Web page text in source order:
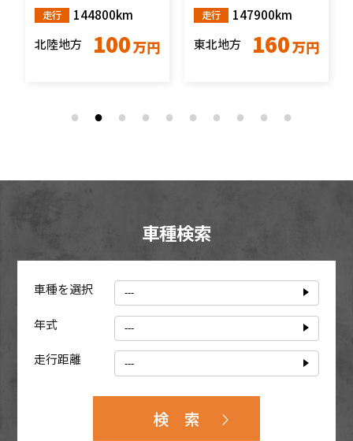
走行
144800km
北陸地方
100万円
走行
147900km
東北地方
160万円
車種検索
車種を選択
年式
走行距離